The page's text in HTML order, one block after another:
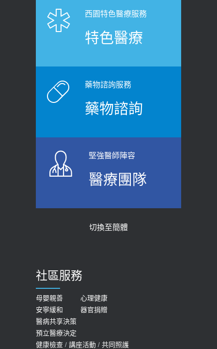
健康肛門痛都是痔瘡?醫談瘍瘍瘻管與肛
裂差異 逾50歲民眾可做1事
原則避免血糖血壓飆高
2026-06-08
上班常待在冷氣房？小心泌尿道感染
醫示警：1病症嚴重恐喪命
2026-05-21
女性必看國健署公費懶人包！這幾項檢
查完全免費 沒做虧大了
2026-05-14
「落枕」不要大力按脖子！ 1招「伸
展運動」預防落枕
老後睡不好、夜間易跌倒
2021-03-05
骨科魏志定主任接受專訪 【年代電視
質密度檢查！醫：注意5重點可逆轉
膝蓋退化有9大部位 骨科醫坦言：不
一定得換人工關節
2019-10-08
20歲迪士尼男星因癲癇猝逝 老人小
孩最好發、醫師點出8大前兆
西園特色醫療服務
特色醫療
藥物諮詢服務
藥物諮詢
堅強醫師陣容
醫療團隊
切換至簡體
社區服務
母嬰親善
心理健康
安寧緩和
器官捐贈
醫病共享決策
預立醫療決定
健康檢查 / 講座活動 / 共同照護